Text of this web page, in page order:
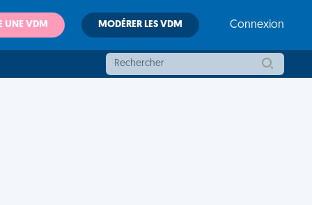
UNE VDM MODÉRER LES VDM Connexion